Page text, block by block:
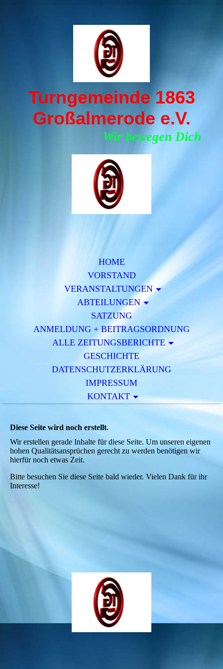
Turngemeinde 1863
Großalmerode e.V.
Wir bewegen Dich
HOME
VORSTAND
VERAN­STALTUNGEN
ABTEILUNGEN
SATZUNG
ANMELDUNG + BEITRAGSORDNUNG
ALLE ZEITUNGSBERICHTE
GESCHICHTE
DATENSCHUTZERKLÄRUNG
IMPRESSUM
KONTAKT
Diese Seite wird noch erstellt.
Wir erstellen gerade Inhalte für diese Seite. Um unseren eigenen
hohen Qualitätsansprüchen gerecht zu werden benötigen wir
hierfür noch etwas Zeit.
Bitte besuchen Sie diese Seite bald wieder. Vielen Dank für ihr
Interesse!